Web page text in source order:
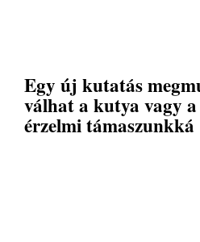
Egy új kutatás
válhat a kutya vagy
érzelmi támaszunkká